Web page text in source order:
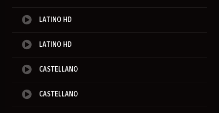
LATINO HD
LATINO HD
CASTELLANO
CASTELLANO